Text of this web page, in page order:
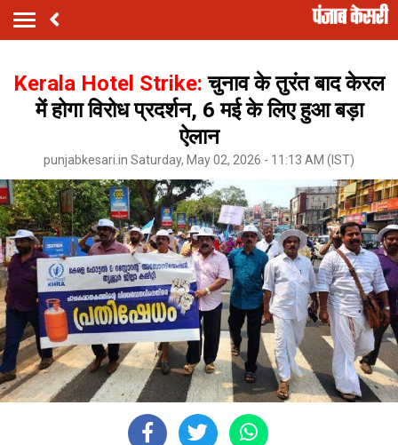
Kerala Hotel Strike:चुनाव के तुरंत बाद केरल
में होगा विरोध प्रदर्शन, 6 मई के लिए हुआ बड़ा
ऐलान
punjabkesari.in Saturday, May 02, 2026 - 11:13 AM (IST)